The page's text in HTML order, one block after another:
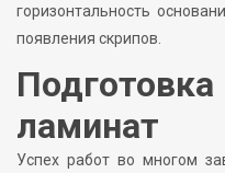
горизонтальность
появления скрипов.
ламинат
Успех работ во многом